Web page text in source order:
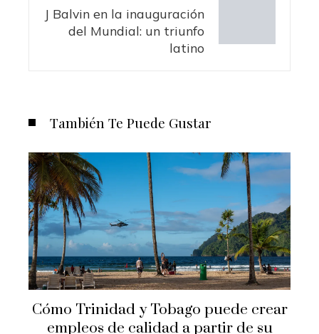
J Balvin en la inauguración
del Mundial: un triunfo
latino
También Te Puede Gustar
Cómo Trinidad y Tobago puede crear
empleos de calidad a partir de su